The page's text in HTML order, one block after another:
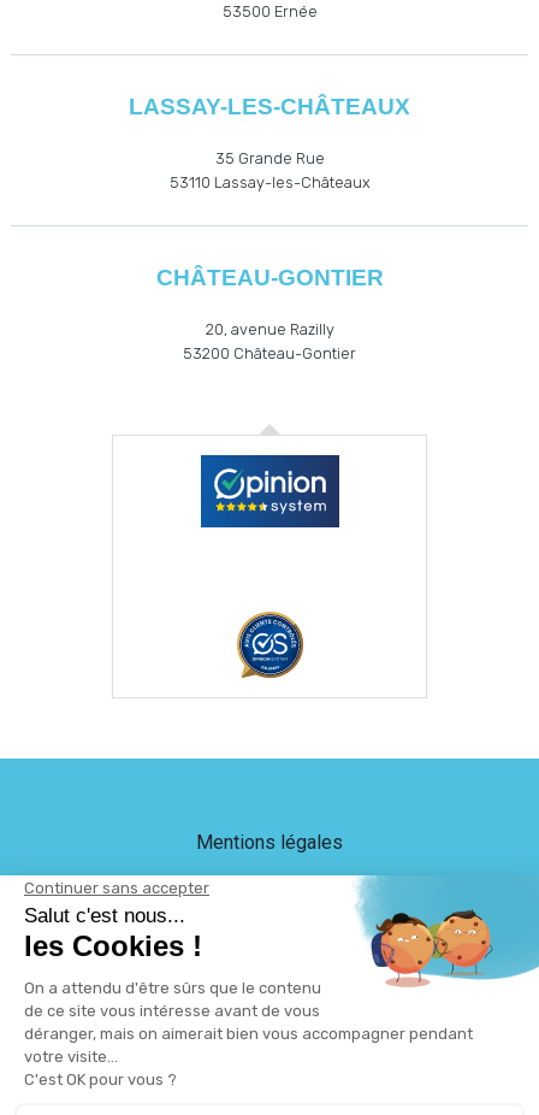
53500 Ernée
LASSAY-LES-CHÂTEAUX
35 Grande Rue
53110 Lassay-les-Châteaux
CHÂTEAU-GONTIER
20, avenue Razilly
53200 Château-Gontier
Mentions légales
LEB Communication